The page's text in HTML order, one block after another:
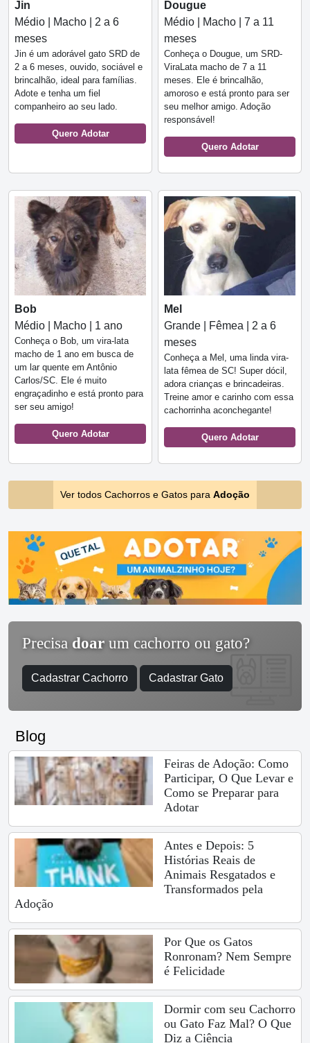
Jin
Médio | Macho | 2 a 6
meses
Jin é um adorável gato SRD de
2 a 6 meses, ouvido, sociável e
brincalhão, ideal para famílias.
Adote e tenha um fiel
companheiro ao seu lado.
Quero Adotar
Dougue
Médio | Macho | 7 a 11
meses
Conheça o Dougue, um SRD-
ViraLata macho de 7 a 11
meses. Ele é brincalhão,
amoroso e está pronto para ser
seu melhor amigo. Adoção
responsável!
Quero Adotar
Bob
Médio | Macho | 1 ano
Conheça o Bob, um vira-lata
macho de 1 ano em busca de
um lar quente em Antônio
Carlos/SC. Ele é muito
engraçadinho e está pronto para
ser seu amigo!
Quero Adotar
Mel
Grande | Fêmea | 2 a 6
meses
Conheça a Mel, uma linda vira-
lata fêmea de SC! Super dócil,
adora crianças e brincadeiras.
Treine amor e carinho com essa
cachorrinha aconchegante!
Quero Adotar
Ver todos Cachorros e Gatos para Adoção
Precisa doar um cachorro ou gato?
Cadastrar Cachorro Cadastrar Gato
Blog
Feiras de Adoção: Como
Participar, O Que Levar e
Como se Preparar para
Adotar
Antes e Depois: 5
Histórias Reais de
Animais Resgatados e
Transformados pela
Adoção
Por Que os Gatos
Ronronam? Nem Sempre
é Felicidade
Dormir com seu Cachorro
ou Gato Faz Mal? O Que
Diz a Ciência